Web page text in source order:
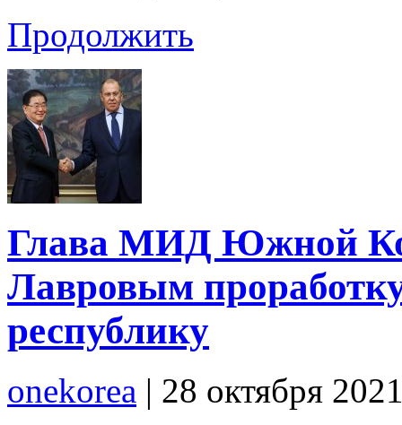
Продолжить
Глава МИД Южной
Лавровым
республику
onekorea | 28 октября